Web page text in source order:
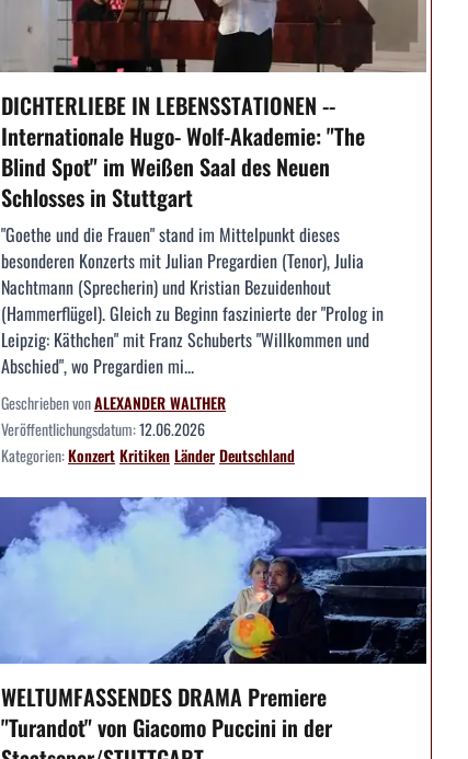
DICHTERLIEBE IN LEBENSSTATIONEN --
Internationale Hugo- Wolf-Akademie: "The
Blind Spot" im Weißen Saal des Neuen
Schlosses in Stuttgart
"Goethe und die Frauen" stand im Mittelpunkt dieses
besonderen Konzerts mit Julian Pregardien (Tenor), Julia
Nachtmann (Sprecherin) und Kristian Bezuidenhout
(Hammerflügel). Gleich zu Beginn faszinierte der "Prolog in
Leipzig: Käthchen" mit Franz Schuberts "Willkommen und
Abschied", wo Pregardien mi...
Geschrieben vonALEXANDER WALTHER
Veröffentlichungsdatum:12.06.2026
Kategorien:KonzertKritikenLänderDeutschland
WELTUMFASSENDES DRAMA Premiere
"Turandot" von Giacomo Puccini in der